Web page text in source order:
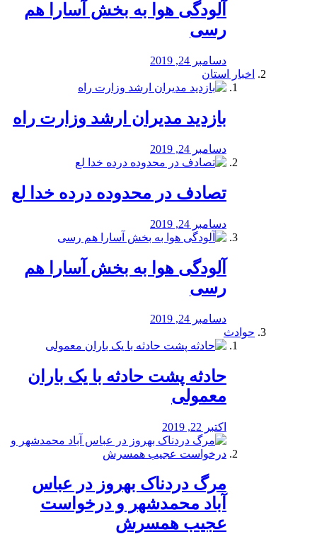
آلودگی هوا به بخش آسارا هم
رسی
دسامبر 24, 2019
اخبار استان
بازدید مدیران ارشد وزارت راه
دسامبر 24, 2019
تصادف در محدوده درده خدا لع
دسامبر 24, 2019
آلودگی هوا به بخش آسارا هم
رسی
دسامبر 24, 2019
حوادث
️حادثه پشت حادثه با یک باران
معمولی
اکتبر 22, 2019
مرگ دردناک بهروز در عباس
آباد محمدشهر و درخواست
عجیب همسرش